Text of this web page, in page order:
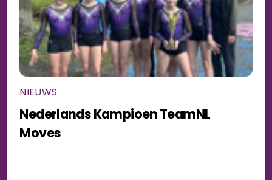
NIEUWS
Nederlands Kampioen TeamNL
Moves